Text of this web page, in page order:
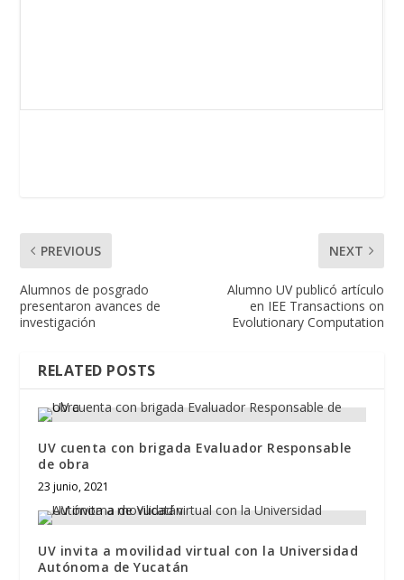
PREVIOUS
Alumnos de posgrado
presentaron avances de
investigación
NEXT
Alumno UV publicó artículo
en IEE Transactions on
Evolutionary Computation
RELATED POSTS
UV cuenta con brigada Evaluador Responsable
de obra
23 junio, 2021
UV invita a movilidad virtual con la Universidad
Autónoma de Yucatán